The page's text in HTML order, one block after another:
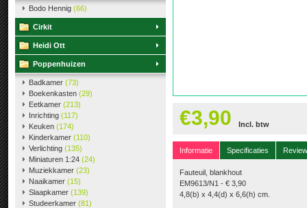
Bodo Hennig (66)
Cirkit
Heidi Ott
Poppenhuizen
Badkamer (73)
Boekenkasten (29)
Eetkamer (213)
Inrichting (117)
Keuken (174)
Kinderkamer (110)
Verlichting (135)
Miniaturen 1:24 (24)
Muziekkamer (23)
Naaikamer (15)
Slaapkamer (139)
Studeerkamer (81)
€3,90 Incl. btw
Informatie Specificaties
Fauteuil, blankhout
EM9613/N1 - € 3,90
4,8(b) x 4,4(d) x 6,6(h) cm.